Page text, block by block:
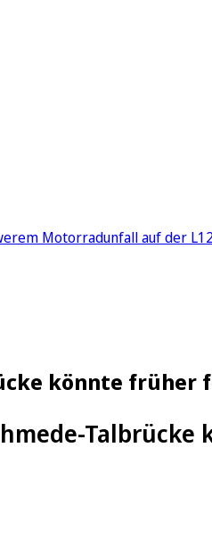
Motorradunfall auf der
könnte